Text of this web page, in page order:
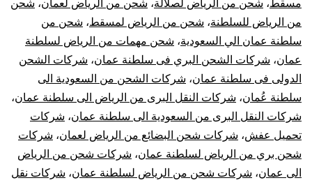
مسقط، شحن من الرياض لصلالة، شحن من الرياض لعمان، شحن
من الرياض للسلطنة، شحن من الرياض لمسقط، شحن من
سلطنة عمان الي السعودية، شحن مهمات من الرياض لسلطنة
عمان، شركات الشحن البري فى سلطنة عمان، شركات الشحن
الدولى فى سلطنة عمان، شركات الشحن من السعودية الى
سلطنة عُمان، شركات النقل البرى من الرياض الى سلطنة عمان،
شركات النقل البرى من السعودية الى سلطنة عمان، شركات
تحميل عفش، شركات شحن البضائع من الرياض لعمان، شركات
شحن بري من الرياض لسلطنة عمان، شركات شحن من الرياض
الى عمان، شركات شحن من الرياض لسلطنة عمان، شركات نقل